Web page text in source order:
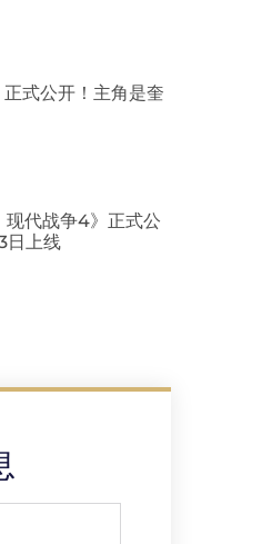
正式公开！主角是奎
现代战争4》正式公
日上线